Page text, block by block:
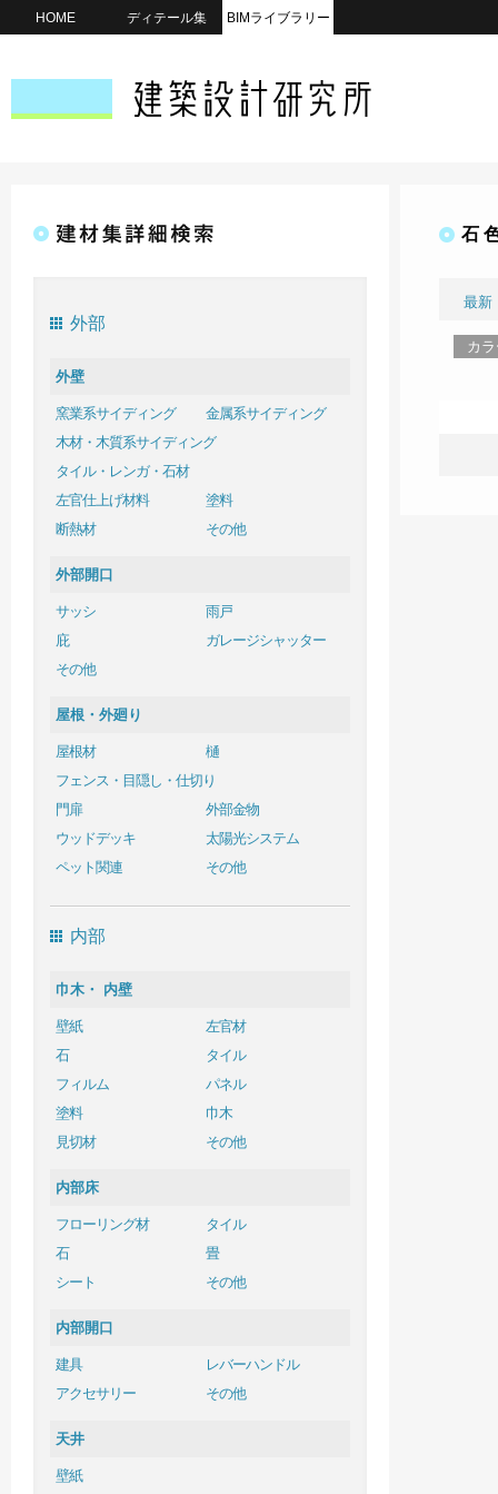
HOME ディテール集 BIMライブラリー
外部
外壁
窯業系サイディング
金属系サイディング
木材・木質系サイディング
タイル・レンガ・石材
左官仕上げ材料
塗料
断熱材
その他
外部開口
サッシ
雨戸
庇
ガレージシャッター
その他
屋根・外廻り
屋根材
樋
フェンス・目隠し・仕切り
門扉
外部金物
ウッドデッキ
太陽光システム
ペット関連
その他
内部
巾木・ 内壁
壁紙
左官材
石
タイル
フィルム
パネル
塗料
巾木
見切材
その他
内部床
フローリング材
タイル
石
畳
シート
その他
内部開口
建具
レバーハンドル
アクセサリー
その他
天井
壁紙
石
最新
カ